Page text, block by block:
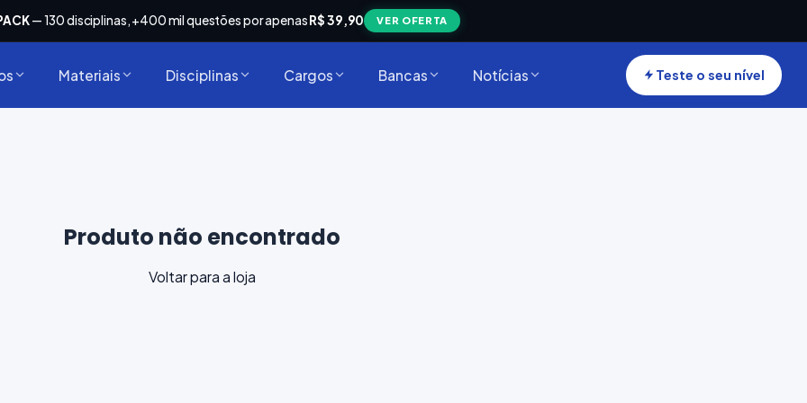
— 130 disciplinas, +400 mil questões por apenasR$ 39,90 VER OFERTA
Materiais Disciplinas Cargos Bancas Notícias Teste o seu nível
Produto não encontrado
Voltar para a loja